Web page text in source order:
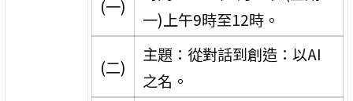
(一)
一)上午9時至12時。
(二)
主題：從對話到創造：以AI
之名。